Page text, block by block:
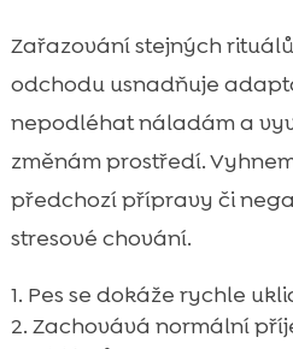
Zařazování stejných
odchodu usnadňuje
nepodléhat náladám a
změnám prostředí.
předchozí přípravy či
stresové chování.
Pes se dokáže rychle
Zachovává normální